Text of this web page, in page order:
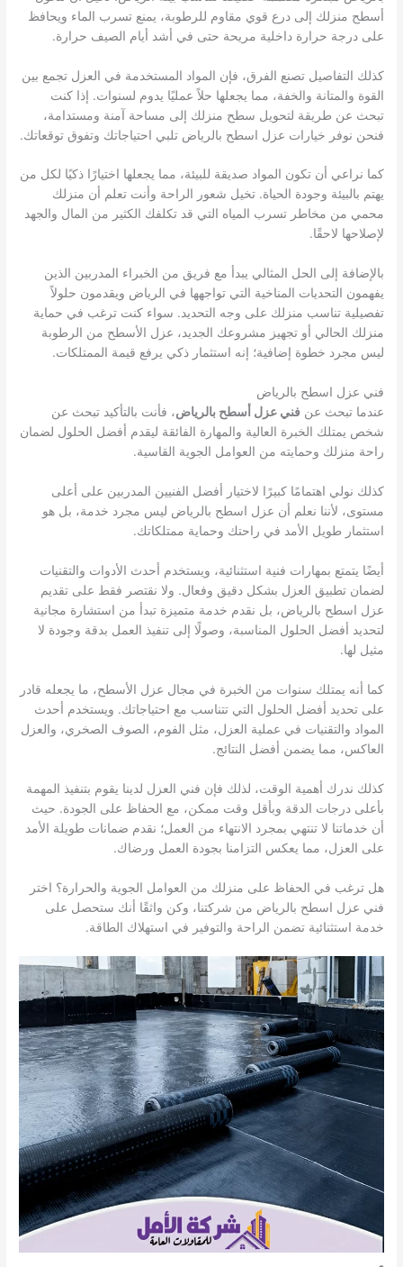
أسطح منزلك إلى درع قوي مقاوم للرطوبة، يمنع تسرب الماء ويحافظ
على درجة حرارة داخلية مريحة حتى في أشد أيام الصيف حرارة.
كذلك التفاصيل تصنع الفرق، فإن المواد المستخدمة في العزل تجمع بين
القوة والمتانة والخفة، مما يجعلها حلاً عمليًا يدوم لسنوات. إذا كنت
تبحث عن طريقة لتحويل سطح منزلك إلى مساحة آمنة ومستدامة،
فنحن نوفر خيارات عزل اسطح بالرياض تلبي احتياجاتك وتفوق توقعاتك.
كما نراعي أن تكون المواد صديقة للبيئة، مما يجعلها اختيارًا ذكيًا لكل من
يهتم بالبيئة وجودة الحياة. تخيل شعور الراحة وأنت تعلم أن منزلك
محمي من مخاطر تسرب المياه التي قد تكلفك الكثير من المال والجهد
لإصلاحها لاحقًا.
بالإضافة إلى الحل المثالي يبدأ مع فريق من الخبراء المدربين الذين
يفهمون التحديات المناخية التي تواجهها في الرياض ويقدمون حلولاً
تفصيلية تناسب منزلك على وجه التحديد. سواء كنت ترغب في حماية
منزلك الحالي أو تجهيز مشروعك الجديد، عزل الأسطح من الرطوبة
ليس مجرد خطوة إضافية؛ إنه استثمار ذكي يرفع قيمة الممتلكات.
فني عزل اسطح بالرياض
عندما تبحث عنفني عزل أسطح بالرياض، فأنت بالتأكيد تبحث عن
شخص يمتلك الخبرة العالية والمهارة الفائقة ليقدم أفضل الحلول لضمان
راحة منزلك وحمايته من العوامل الجوية القاسية.
كذلك نولي اهتمامًا كبيرًا لاختيار أفضل الفنيين المدربين على أعلى
مستوى، لأننا نعلم أن عزل اسطح بالرياض ليس مجرد خدمة، بل هو
استثمار طويل الأمد في راحتك وحماية ممتلكاتك.
أيضًا يتمتع بمهارات فنية استثنائية، ويستخدم أحدث الأدوات والتقنيات
لضمان تطبيق العزل بشكل دقيق وفعال. ولا نقتصر فقط على تقديم
عزل اسطح بالرياض، بل نقدم خدمة متميزة تبدأ من استشارة مجانية
لتحديد أفضل الحلول المناسبة، وصولًا إلى تنفيذ العمل بدقة وجودة لا
مثيل لها.
كما أنه يمتلك سنوات من الخبرة في مجال عزل الأسطح، ما يجعله قادر
على تحديد أفضل الحلول التي تتناسب مع احتياجاتك. ويستخدم أحدث
المواد والتقنيات في عملية العزل، مثل الفوم، الصوف الصخري، والعزل
العاكس، مما يضمن أفضل النتائج.
كذلك ندرك أهمية الوقت، لذلك فإن فني العزل لدينا يقوم بتنفيذ المهمة
بأعلى درجات الدقة وبأقل وقت ممكن، مع الحفاظ على الجودة. حيث
أن خدماتنا لا تنتهي بمجرد الانتهاء من العمل؛ نقدم ضمانات طويلة الأمد
على العزل، مما يعكس التزامنا بجودة العمل ورضاك.
هل ترغب في الحفاظ على منزلك من العوامل الجوية والحرارة؟ اختر
فني عزل اسطح بالرياض من شركتنا، وكن واثقًا أنك ستحصل على
خدمة استثنائية تضمن الراحة والتوفير في استهلاك الطاقة.